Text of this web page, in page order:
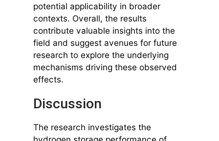
potential applicability in broader
contexts. Overall, the results
contribute valuable insights into the
field and suggest avenues for future
research to explore the underlying
mechanisms driving these observed
effects.
Discussion
The research investigates the